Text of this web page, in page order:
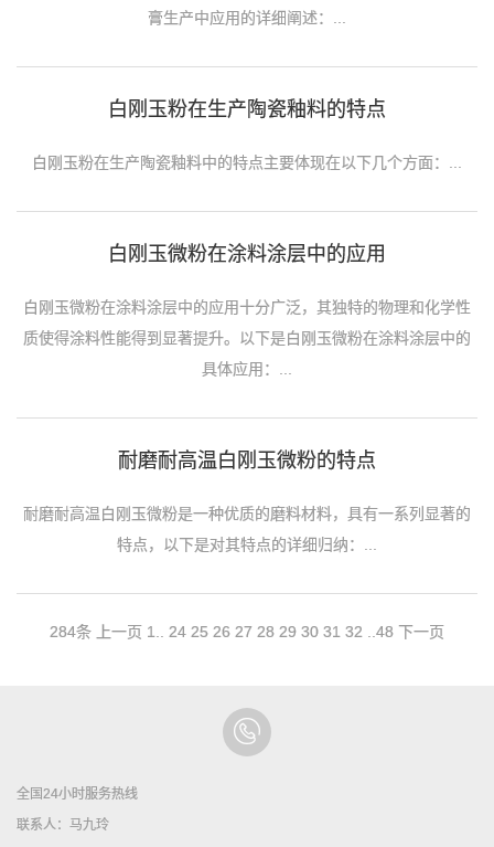
膏生产中应用的详细阐述：...
白刚玉粉在生产陶瓷釉料的特点
白刚玉粉在生产陶瓷釉料中的特点主要体现在以下几个方面：...
白刚玉微粉在涂料涂层中的应用
白刚玉微粉在涂料涂层中的应用十分广泛，其独特的物理和化学性
质使得涂料性能得到显著提升。以下是白刚玉微粉在涂料涂层中的
具体应用：...
耐磨耐高温白刚玉微粉的特点
耐磨耐高温白刚玉微粉是一种优质的磨料材料，具有一系列显著的
特点，以下是对其特点的详细归纳：...
284条 上一页 1.. 24 25 26 27 28 29 30 31 32 ..48 下一页
全国24小时服务热线
联系人：马九玲